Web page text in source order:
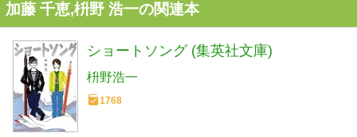
加藤 千恵,枡野 浩一の関連本
ショートソング (集英社文庫)
枡野浩一
1768